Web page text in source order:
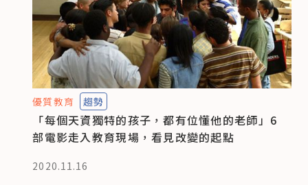
優質教育 趨勢
「每個天資獨特的孩子，都有位懂他的老師」6
部電影走入教育現場，看見改變的起點
2020.11.16